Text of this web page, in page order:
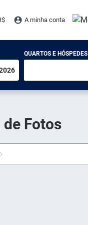
A minha conta
QUARTOS E HÓSPEDES
de Fotos